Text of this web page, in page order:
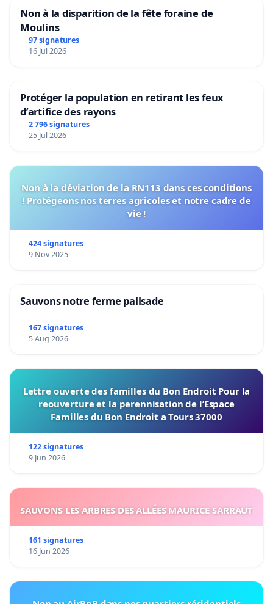
Non à la disparition de la fête foraine de
Moulins
97 signatures
16 Jul 2026
Protéger la population en retirant les feux
d’artifice des rayons
2 796 signatures
25 Jul 2026
Non à la déviation de la RN113 dans ces conditions
! Protégeons nos terres agricoles et notre cadre de
vie !
424 signatures
9 Nov 2025
Sauvons notre ferme pallsade
167 signatures
5 Aug 2026
Lettre ouverte des familles du Bon Endroit Pour la
reouverture et la perennisation de l’Espace
Familles du Bon Endroit a Tours 37000
122 signatures
9 Jun 2026
SAUVONS LES ARBRES DES ALLÉES MAURICE SARRAUT
161 signatures
16 Jun 2026